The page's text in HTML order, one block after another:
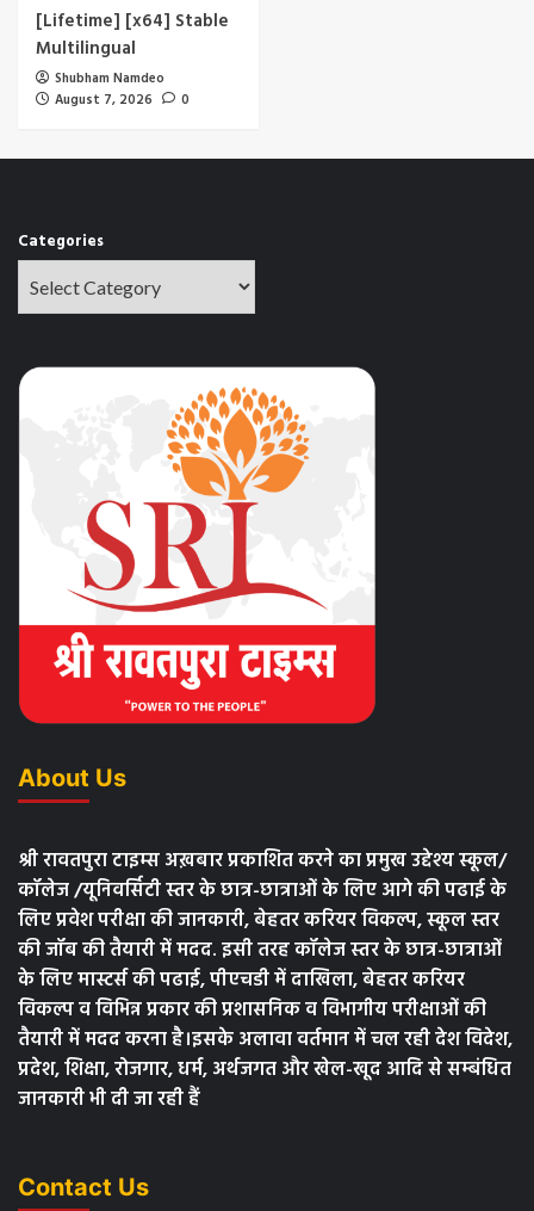
[Lifetime] [x64] Stable
Multilingual
Shubham Namdeo
August 7, 2026
0
Categories
About Us
श्री रावतपुरा टाइम्स अख़बार प्रकाशित करने का प्रमुख उद्देश्य स्कूल/
कॉलेज /यूनिवर्सिटी स्तर के छात्र-छात्राओं के लिए आगे की पढाई के
लिए प्रवेश परीक्षा की जानकारी, बेहतर करियर विकल्प, स्कूल स्तर
की जॉब की तैयारी में मदद. इसी तरह कॉलेज स्तर के छात्र-छात्राओं
के लिए मास्टर्स की पढाई, पीएचडी में दाखिला, बेहतर करियर
विकल्प व विभिन्न प्रकार की प्रशासनिक व विभागीय परीक्षाओं की
तैयारी में मदद करना है।इसके अलावा वर्तमान में चल रही देश विदेश,
प्रदेश, शिक्षा, रोजगार, धर्म, अर्थजगत और खेल-खूद आदि से सम्बंधित
जानकारी भी दी जा रही हैं
Contact Us